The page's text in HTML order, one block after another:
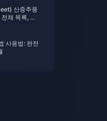
산중추풍
체 목록, 재
사용법: 완전